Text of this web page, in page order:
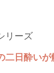
リーズ
二日酔い